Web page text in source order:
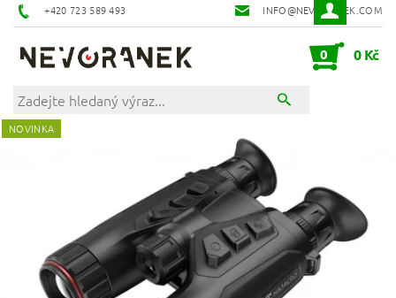
+420 723 589 493 INFO@NEVORANEK.COM
0 0 Kč
NOVINKA